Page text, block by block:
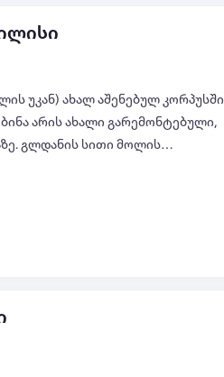
უკან) ახალ აშენებულ კორპუსში
არის ახალი გარემონტებული,
გლდანის სითი მოლის